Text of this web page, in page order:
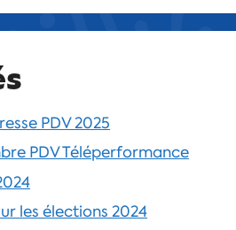
PDV 2025
PDV Téléperformance
les élections 2024